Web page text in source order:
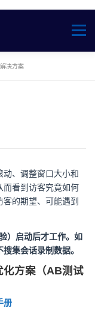
Menu
决方案
、调整窗口大小和
而看到访客究竟如何
的期望、可能遇到
）启动后才工作。如
集会话录制数据。
化方案（AB测试
册